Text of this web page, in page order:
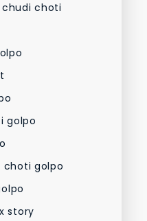
choti
golpo
choti golpo
story